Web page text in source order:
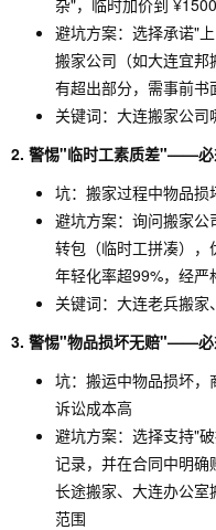
杂"，临时加价到 ¥1500
避坑方案：选择承诺"
搬家公司（如大连宜
有超出部分，需事前书
关键词：大连搬家公
2. 警惕"临时工素质差"——必
坑：搬家过程中物品
避坑方案：询问搬家
转包（临时工拼凑）
年轻化率超99%，经严
关键词：大连老兵搬
3. 警惕"物品损坏无赔"——必
坑：搬运中物品损坏
诉讼成本高
避坑方案：选择支持"
记录，并在合同中明
长途搬家、大连办公
范围